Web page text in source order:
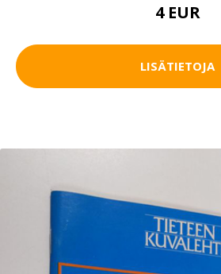
4 EUR
LISÄTIETOJA